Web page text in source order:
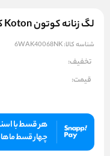
لگ زنانه کوتون Koton کد 6WAK40068NK
شناسه کالا:6WAK40068NK
تخفیف:
قیمت:
هر قسط با
چهار قسط